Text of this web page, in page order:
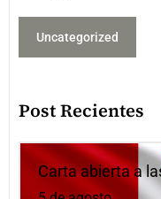
Uncategorized
Post Recientes
Carta abierta a